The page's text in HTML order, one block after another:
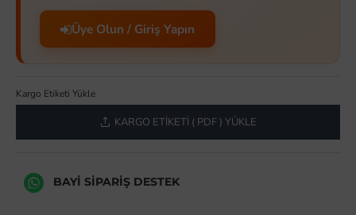
Üye Olun / Giriş Yapın
Kargo Etiketi Yükle
KARGO ETIKETI ( PDF ) YÜKLE
BAYI SIPARIŞ DESTEK